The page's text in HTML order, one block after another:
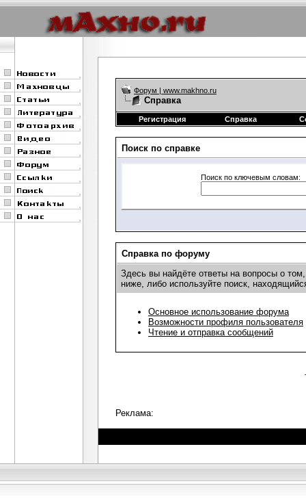
Форум | www.makhno.ru
Справка
Регистрация Справка
Поиск по справке
Поиск по ключевым словам:
Справка по форуму
Здесь вы найдёте ответы на вопросы о
ниже, либо используйте поиск,
Основное использование форума
Возможности профиля пользователя
Чтение и отправка сообщений
Реклама: